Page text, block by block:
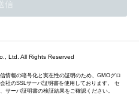
Ltd. All Rights Reserved
情報の暗号化と実在性の証明のため、GMOグロ
社のSSLサーバ証明書を使用しております。 セ
サーバ証明書の検証結果をご確認ください。